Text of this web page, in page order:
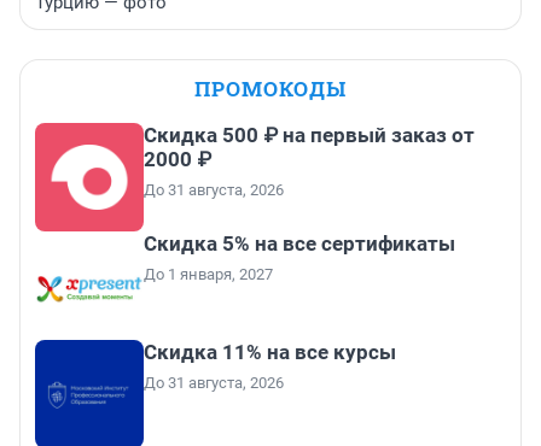
ПРОМОКОДЫ
Скидка 500 ₽ на первый заказ от
2000 ₽
До 31 августа, 2026
Скидка 5% на все сертификаты
До 1 января, 2027
Скидка 11% на все курсы
До 31 августа, 2026